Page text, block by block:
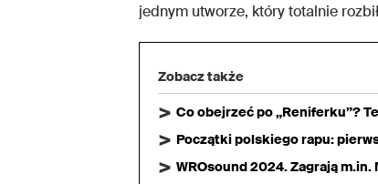
jednym utworze, który totalnie
Zobacz także
Co obejrzeć po „Reniferku”?
Początki polskiego rapu:
WROsound 2024. Zagrają m.in.